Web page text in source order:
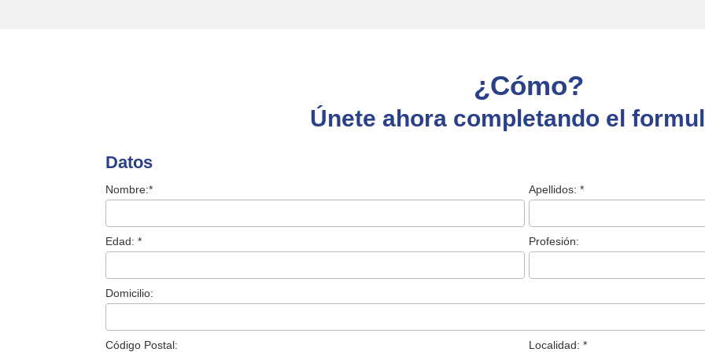
¿Cómo?
Únete ahora completando el
Datos
Nombre:* Apellidos: *
Edad: * Profesión:
Domicilio:
Código Postal: Localidad: *